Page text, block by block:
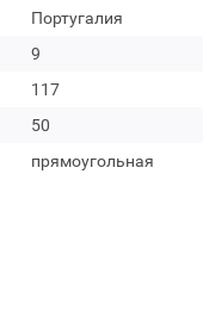
Португалия
9
117
50
прямоугольная